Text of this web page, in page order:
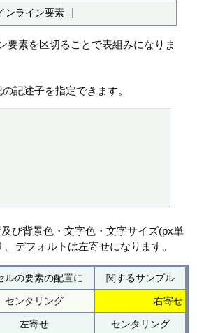
ライン要素 |
要素を区切ることで表組みになりま
記述子を指定できます。
び背景色・文字色・文字サイズ(px単
デフォルトは左寄せになります。
ルの要素の配置に 関するサンプル
センタリング 右寄せ
左寄せ センタリング